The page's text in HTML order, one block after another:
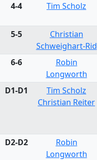
4-4 Tim Scholz
5-5
Christian
Schweighart-Rid
6-6
Robin
Longworth
D1-D1
Tim Scholz
Christian Reiter
D2-D2
Robin
Longworth